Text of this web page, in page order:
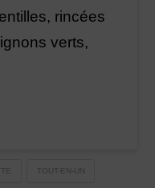
rincées
verts,
TOUT-EN-UN